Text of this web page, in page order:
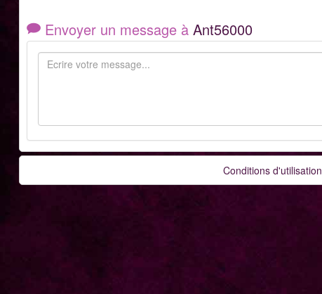
Envoyer un message à Ant56000
Conditions d'utilisation